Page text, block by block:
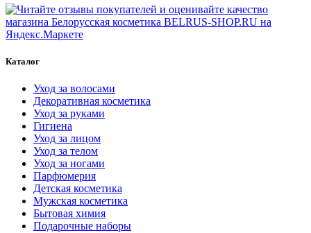
Каталог
Уход за волосами
Декоративная косметика
Уход за руками
Гигиена
Уход за лицом
Уход за телом
Уход за ногами
Парфюмерия
Детская косметика
Мужская косметика
Бытовая химия
Подарочные наборы